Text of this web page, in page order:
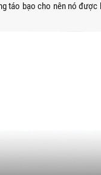
bạo cho nên nó